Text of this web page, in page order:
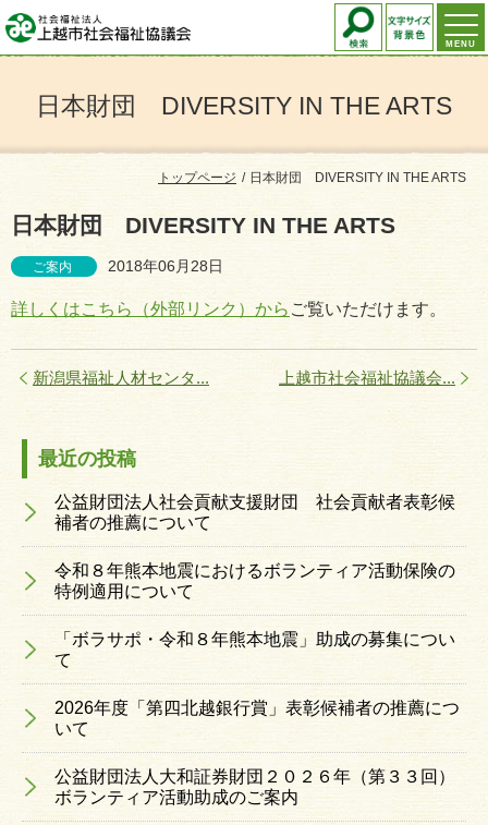
MENU
日本財団 DIVERSITY IN THE ARTS
トップページ 日本財団 DIVERSITY IN THE ARTS
日本財団 DIVERSITY IN THE ARTS
ご案内 2018年06月28日
詳しくはこちら（外部リンク）から ご覧いただけます。
新潟県福祉人材センタ... 上越市社会福祉協議会...
最近の投稿
公益財団法人社会貢献支援財団 社会貢献者表彰候
補者の推薦について
令和８年熊本地震におけるボランティア活動保険の
特例適用について
「ボラサポ・令和８年熊本地震」助成の募集につい
て
2026年度「第四北越銀行賞」表彰候補者の推薦につ
いて
公益財団法人大和証券財団２０２６年（第３３回）
ボランティア活動助成のご案内